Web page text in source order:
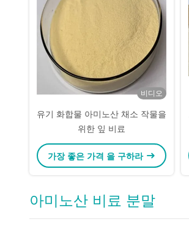
비디오
유기 화합물 아미노산 채소 작물을
위한 잎 비료
가장 좋은 가격 을 구하라
아미노산 비료 분말